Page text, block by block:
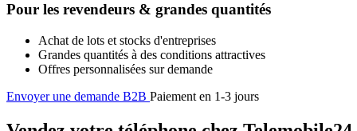
Pour les revendeurs & grandes quantités
Achat de lots et stocks d'entreprises
Grandes quantités à des conditions attractives
Offres personnalisées sur demande
Envoyer une demande B2B Paiement en 1-3 jours